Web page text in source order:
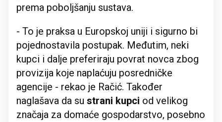
prema poboljšanju sustava.
- To je praksa u Europskoj uniji i sigurno bi
pojednostavila postupak. Međutim, neki
kupci i dalje preferiraju povrat novca zbog
provizija koje naplaćuju posredničke
agencije - rekao je Račić. Također
naglašava da su strani kupci od velikog
značaja za domaće gospodarstvo, posebno